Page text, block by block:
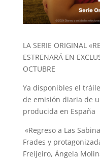
LA SERIE ORIGINAL
ESTRENARÁ EN
OCTUBRE
Ya disponibles el
de emisión diaria de
producida en España
«Regreso a Las
Frades y
Freijeiro, Ángela